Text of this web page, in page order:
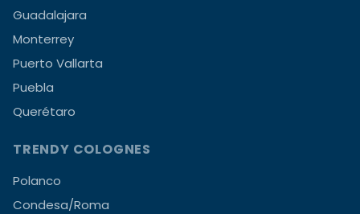
Guadalajara
Monterrey
Puerto Vallarta
Puebla
Querétaro
TRENDY COLOGNES
Polanco
Condesa/Roma